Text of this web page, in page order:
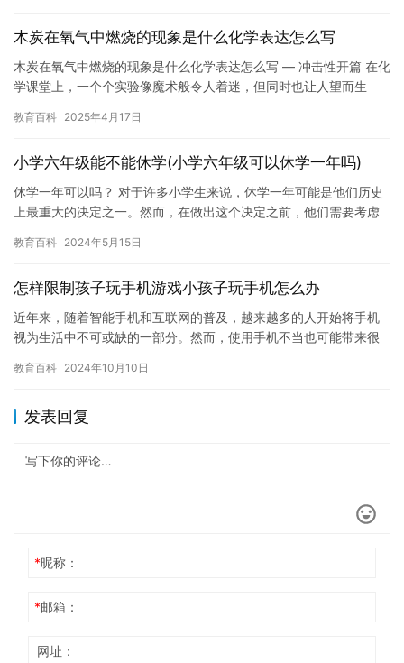
木炭在氧气中燃烧的现象是什么化学表达怎么写
木炭在氧气中燃烧的现象是什么化学表达怎么写 — 冲击性开篇 在化
学课堂上，一个个实验像魔术般令人着迷，但同时也让人望而生
教育百科 2025年4月17日
小学六年级能不能休学(小学六年级可以休学一年吗)
休学一年可以吗？ 对于许多小学生来说，休学一年可能是他们历史
上最重大的决定之一。然而，在做出这个决定之前，他们需要考虑
满…
教育百科 2024年5月15日
怎样限制孩子玩手机游戏小孩子玩手机怎么办
近年来，随着智能手机和互联网的普及，越来越多的人开始将手机
视为生活中不可或缺的一部分。然而，使用手机不当也可能带来很
游戏，…
教育百科 2024年10月10日
发表回复
*昵称：
*邮箱：
网址：